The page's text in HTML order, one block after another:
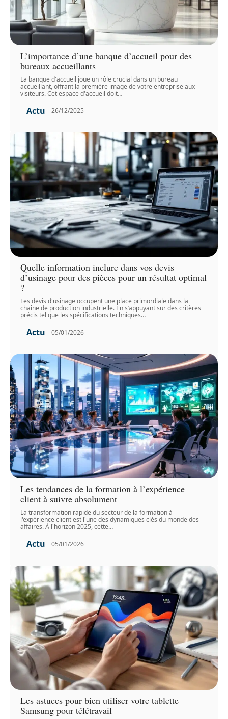
L’importance d’une banque d’accueil pour des
bureaux accueillants
La banque d'accueil joue un rôle crucial dans un bureau
accueillant, offrant la première image de votre entreprise aux
visiteurs. Cet espace d'accueil doit…
Actu 26/12/2025
Quelle information inclure dans vos devis
d’usinage pour des pièces pour un résultat optimal
?
Les devis d'usinage occupent une place primordiale dans la
chaîne de production industrielle. En s’appuyant sur des critères
précis tel que les spécifications techniques…
Actu 05/01/2026
Les tendances de la formation à l’expérience
client à suivre absolument
La transformation rapide du secteur de la formation à
l'expérience client est l'une des dynamiques clés du monde des
affaires. À l'horizon 2025, cette…
Actu 05/01/2026
Les astuces pour bien utiliser votre tablette
Samsung pour télétravail